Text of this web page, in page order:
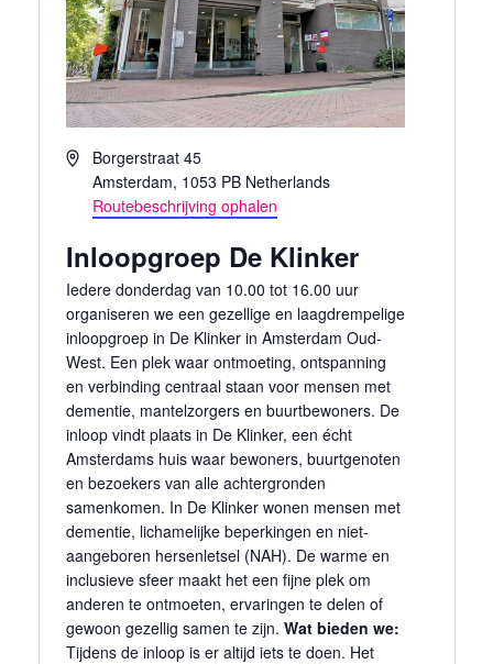
AdresBorgerstraat 45
Amsterdam, 1053 PB Netherlands
Routebeschrijving ophalen
Inloopgroep De Klinker
Iedere donderdag van 10.00 tot 16.00 uur
organiseren we een gezellige en laagdrempelige
inloopgroep in De Klinker in Amsterdam Oud-
West. Een plek waar ontmoeting, ontspanning
en verbinding centraal staan voor mensen met
dementie, mantelzorgers en buurtbewoners. De
inloop vindt plaats in De Klinker, een écht
Amsterdams huis waar bewoners, buurtgenoten
en bezoekers van alle achtergronden
samenkomen. In De Klinker wonen mensen met
dementie, lichamelijke beperkingen en niet-
aangeboren hersenletsel (NAH). De warme en
inclusieve sfeer maakt het een fijne plek om
anderen te ontmoeten, ervaringen te delen of
gewoon gezellig samen te zijn. Wat bieden we:
Tijdens de inloop is er altijd iets te doen. Het